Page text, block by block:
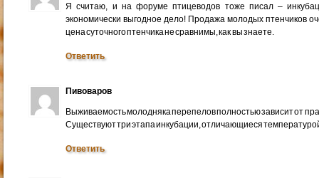
Я считаю, и на форуме птицеводов тоже писал –
экономически выгодное дело! Продажа молодых птенчиков
цена суточного птенчика не сравнимы, как вы знаете.
Ответить
Пивоваров
Выживаемость молодняка перепелов полностью зависит от
Существуют три этапа инкубации, отличающиеся
Ответить